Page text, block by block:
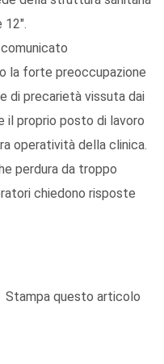
12".
la forte preoccupazione
di precarietà vissuta dai
il proprio posto di lavoro
operatività della clinica.
perdura da troppo
chiedono risposte
Stampa questo articolo